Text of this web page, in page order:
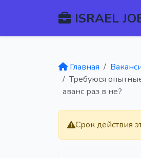
ISRAEL
Главная
Требуюся
аванс раз в не?
Срок действия